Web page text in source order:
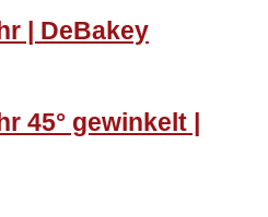
| DeBakey
45° gewinkelt |